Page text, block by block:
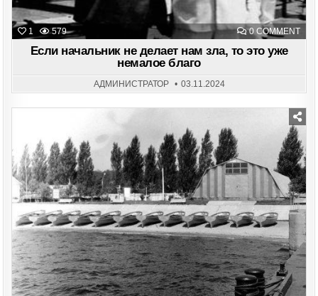
1 579 0 COMMENTON
НАМ
ТО
УЖЕ
Если начальник не делает нам зла, то это уже
немалое благо
АДМИНИСТРАТОР 03.11.2024
Posted